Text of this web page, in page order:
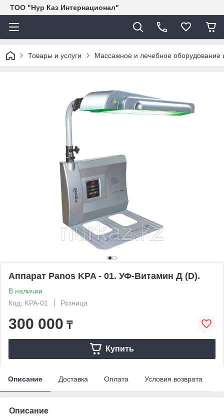
ТОО "Нур Каз Интернационал"
Товары и услуги Массажное и лечебное оборудование
Аппарат Panos KPA - 01. УФ-Витамин Д (D).
В наличии
Код: KPA-01
Розница
300 000 ₸
Купить
Описание Доставка Оплата Условия возврата
Описание